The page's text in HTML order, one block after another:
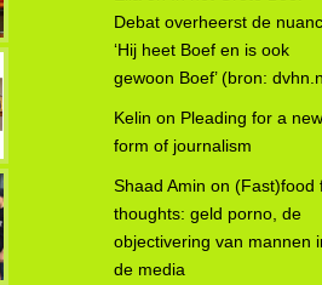
Debat overheerst de
‘Hij heet Boef en is ook
gewoon Boef’ (bron:
Kelin on Pleading for a new
form of journalism
Shaad Amin on (Fast)food
thoughts: geld porno, de
objectivering van mannen
de media